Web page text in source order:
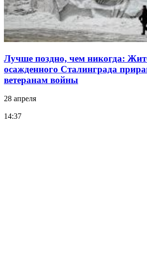
Лучше поздно, чем никогда:
осажденного Сталинграда
ветеранам войны
28 апреля
14:37